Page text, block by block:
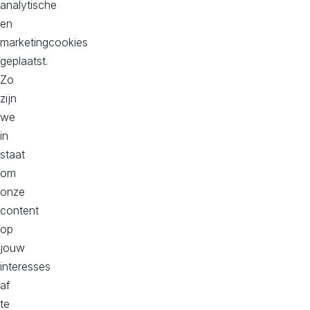
Philitelaan 57, 2e verdieping
5617 AK
Lees hier onze privacy statement
Cookievoorkeuren
analytische
en
marketingcookies
geplaatst.
Zo
zijn
we
in
staat
om
onze
content
op
jouw
interesses
af
te